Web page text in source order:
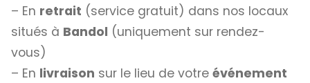
– En retrait (service gratuit) dans nos locaux
situés à Bandol (uniquement sur rendez-
vous)
– En livraison sur le lieu de votre événement